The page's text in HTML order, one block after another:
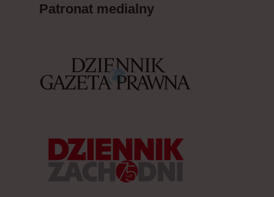
Patronat medialny